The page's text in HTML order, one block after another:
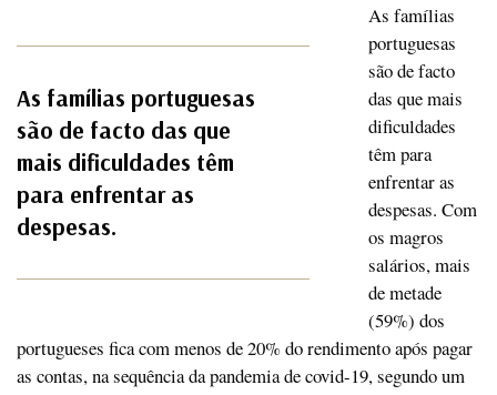
As famílias portuguesas
são de facto das que
mais dificuldades têm
para enfrentar as
despesas.
As famílias
portuguesas
são de facto
das que mais
dificuldades
têm para
enfrentar as
despesas. Com
os magros
salários, mais
de metade
(59%) dos
portugueses fica com menos de 20% do rendimento após pagar
as contas, na sequência da pandemia de covid-19, segundo um